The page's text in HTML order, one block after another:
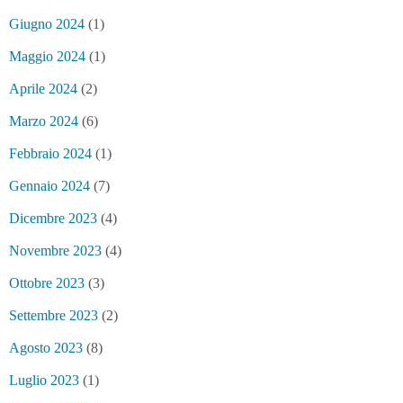
Giugno 2024 (1)
Maggio 2024 (1)
Aprile 2024 (2)
Marzo 2024 (6)
Febbraio 2024 (1)
Gennaio 2024 (7)
Dicembre 2023 (4)
Novembre 2023 (4)
Ottobre 2023 (3)
Settembre 2023 (2)
Agosto 2023 (8)
Luglio 2023 (1)